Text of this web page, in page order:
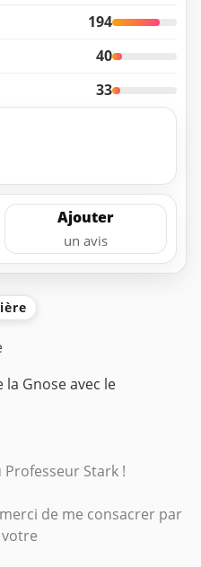
194
40
33
Ajouter
un avis
la Gnose avec le
Professeur Stark !
de me consacrer par